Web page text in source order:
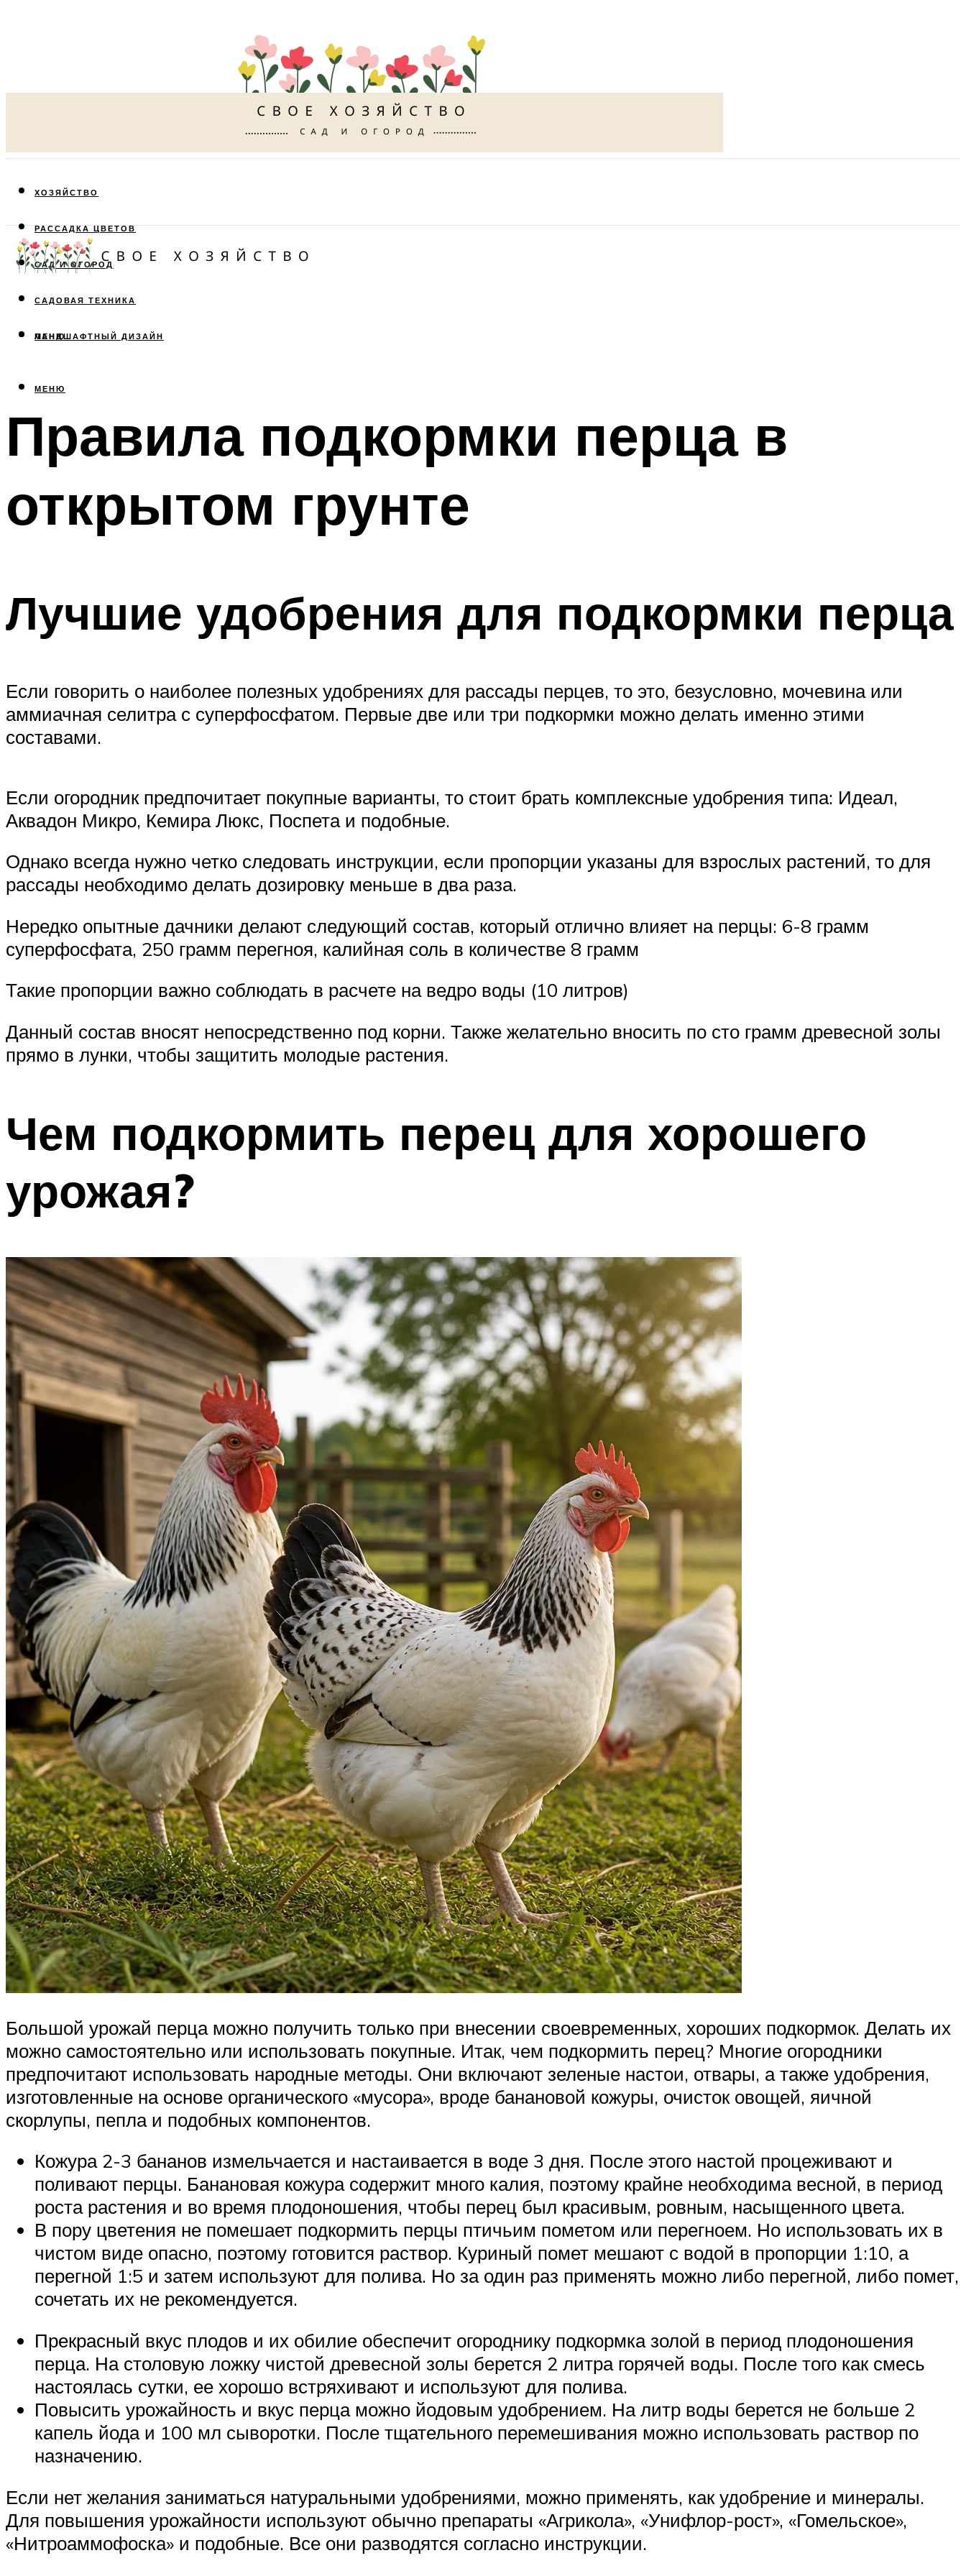
ХОЗЯЙСТВО
РАССАДКА ЦВЕТОВ
САД И ОГОРОД
САДОВАЯ ТЕХНИКА
ЛАНДШАФТНЫЙ ДИЗАЙН
МЕНЮ
МЕНЮ
Правила подкормки перца в
открытом грунте
Лучшие удобрения для подкормки перца
Если говорить о наиболее полезных удобрениях для рассады перцев, то это, безусловно, мочевина или
аммиачная селитра с суперфосфатом. Первые две или три подкормки можно делать именно этими
составами.
Если огородник предпочитает покупные варианты, то стоит брать комплексные удобрения типа: Идеал,
Аквадон Микро, Кемира Люкс, Поспета и подобные.
Однако всегда нужно четко следовать инструкции, если пропорции указаны для взрослых растений, то для
рассады необходимо делать дозировку меньше в два раза.
Нередко опытные дачники делают следующий состав, который отлично влияет на перцы: 6-8 грамм
суперфосфата, 250 грамм перегноя, калийная соль в количестве 8 грамм
Такие пропорции важно соблюдать в расчете на ведро воды (10 литров)
Данный состав вносят непосредственно под корни. Также желательно вносить по сто грамм древесной золы
прямо в лунки, чтобы защитить молодые растения.
Чем подкормить перец для хорошего
урожая?
Большой урожай перца можно получить только при внесении своевременных, хороших подкормок. Делать их
можно самостоятельно или использовать покупные. Итак, чем подкормить перец? Многие огородники
предпочитают использовать народные методы. Они включают зеленые настои, отвары, а также удобрения,
изготовленные на основе органического «мусора», вроде банановой кожуры, очисток овощей, яичной
скорлупы, пепла и подобных компонентов.
Кожура 2-3 бананов измельчается и настаивается в воде 3 дня. После этого настой процеживают и
поливают перцы. Банановая кожура содержит много калия, поэтому крайне необходима весной, в период
роста растения и во время плодоношения, чтобы перец был красивым, ровным, насыщенного цвета.
В пору цветения не помешает подкормить перцы птичьим пометом или перегноем. Но использовать их в
чистом виде опасно, поэтому готовится раствор. Куриный помет мешают с водой в пропорции 1:10, а
перегной 1:5 и затем используют для полива. Но за один раз применять можно либо перегной, либо помет,
сочетать их не рекомендуется.
Прекрасный вкус плодов и их обилие обеспечит огороднику подкормка золой в период плодоношения
перца. На столовую ложку чистой древесной золы берется 2 литра горячей воды. После того как смесь
настоялась сутки, ее хорошо встряхивают и используют для полива.
Повысить урожайность и вкус перца можно йодовым удобрением. На литр воды берется не больше 2
капель йода и 100 мл сыворотки. После тщательного перемешивания можно использовать раствор по
назначению.
Если нет желания заниматься натуральными удобрениями, можно применять, как удобрение и минералы.
Для повышения урожайности используют обычно препараты «Агрикола», «Унифлор-рост», «Гомельское»,
«Нитроаммофоска» и подобные. Все они разводятся согласно инструкции.